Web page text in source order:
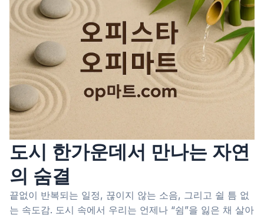
도시 한가운데서 만나는 자연
의 숨결
끝없이 반복되는 일정, 끊이지 않는 소음, 그리고 쉴 틈 없
는 속도감. 도시 속에서 우리는 언제나 “쉼”을 잃은 채 살아